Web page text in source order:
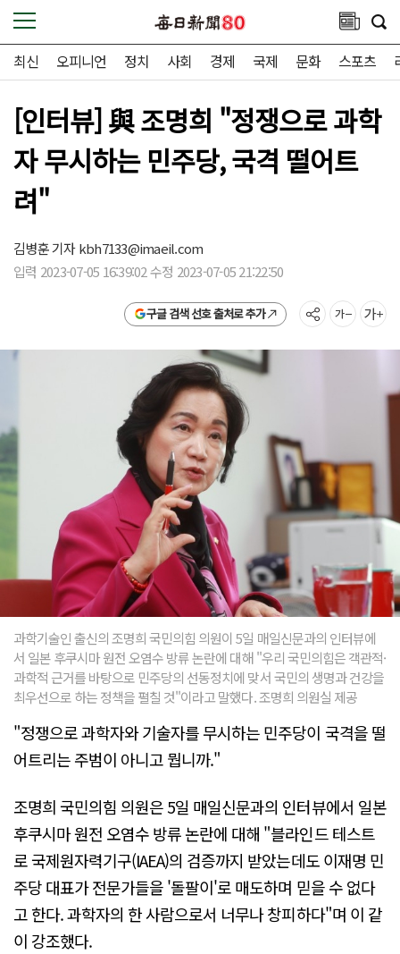
최신 오피니언 정치 사회 경제 국제 문화 스포츠
[인터뷰] 與 조명희 "정쟁으로 과학
자 무시하는 민주당, 국격 떨어트
려"
김병훈 기자kbh7133@imaeil.com
입력 2023-07-05 16:39:02 수정 2023-07-05 21:22:50
구글 검색 선호 출처로 추가
과학기술인 출신의 조명희 국민의힘 의원이 5일 매일신문과의 인터뷰에
서 일본 후쿠시마 원전 오염수 방류 논란에 대해 "우리 국민의힘은 객관적·
과학적 근거를 바탕으로 민주당의 선동정치에 맞서 국민의 생명과 건강을
최우선으로 하는 정책을 펼칠 것"이라고 말했다. 조명희 의원실 제공
"정쟁으로 과학자와 기술자를 무시하는 민주당이 국격을 떨
어트리는 주범이 아니고 뭡니까."
조명희 국민의힘 의원은 5일 매일신문과의 인터뷰에서 일본
후쿠시마 원전 오염수 방류 논란에 대해 "블라인드 테스트
로 국제원자력기구(IAEA)의 검증까지 받았는데도 이재명 민
주당 대표가 전문가들을 '돌팔이'로 매도하며 믿을 수 없다
고 한다. 과학자의 한 사람으로서 너무나 창피하다"며 이 같
이 강조했다.